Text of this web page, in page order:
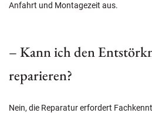
Anfahrt und Montagezeit aus.
– Kann ich den
reparieren?
Nein, die Reparatur erfordert